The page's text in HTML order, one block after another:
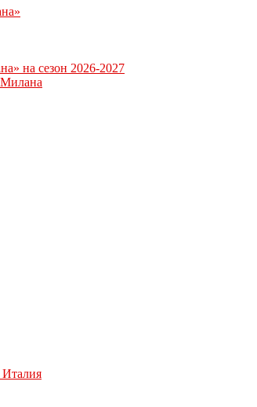
на сезон 2026-2027